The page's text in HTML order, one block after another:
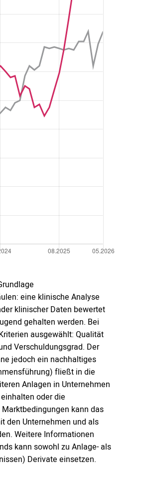
eine klinische Analyse
klinischer Daten bewertet
gehalten werden. Bei
ausgewählt: Qualität
Verschuldungsgrad. Der
jedoch ein nachhaltiges
fließt in die
Anlagen in Unternehmen
oder die
kann das
den Unternehmen und als
Weitere Informationen
kann sowohl zu Anlage- als
Derivate einsetzen.